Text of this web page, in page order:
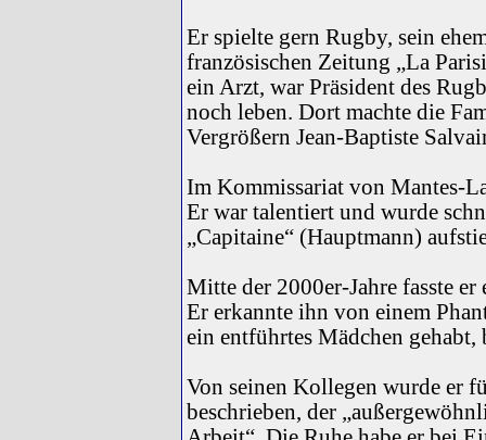
Er spielte gern Rugby, sein
französischen Zeitung „La
ein Arzt, war Präsident des
noch leben. Dort machte die
Vergrößern Jean-Baptiste
Im Kommissariat von Mantes-
Er war talentiert und wurde
„Capitaine“ (Hauptmann)
Mitte der 2000er-Jahre fasste
Er erkannte ihn von einem
ein entführtes Mädchen
Von seinen Kollegen wurde er
beschrieben, der